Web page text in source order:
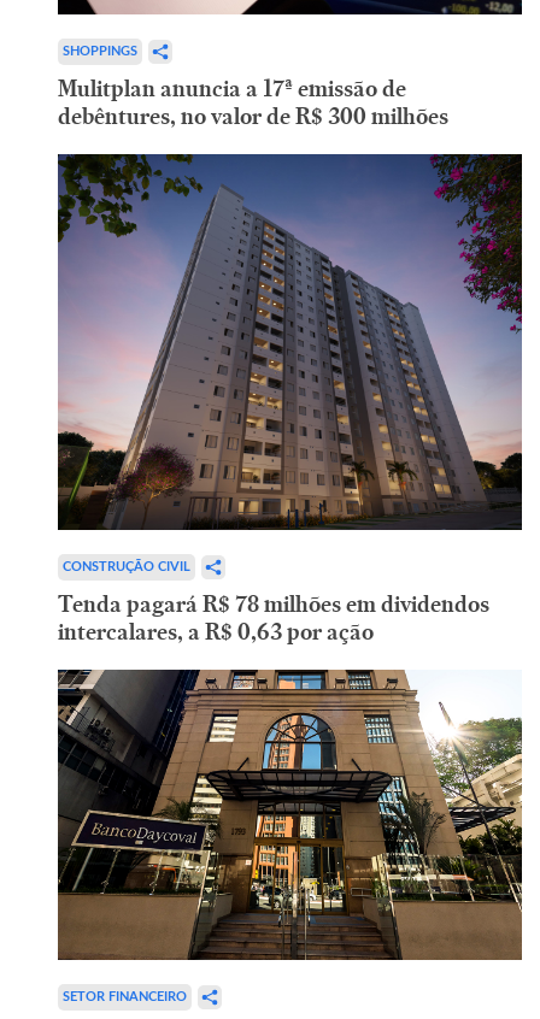
SHOPPINGS
Mulitplan anuncia a 17ª emissão de
debêntures, no valor de R$ 300 milhões
CONSTRUÇÃO CIVIL
Tenda pagará R$ 78 milhões em dividendos
intercalares, a R$ 0,63 por ação
SETOR FINANCEIRO